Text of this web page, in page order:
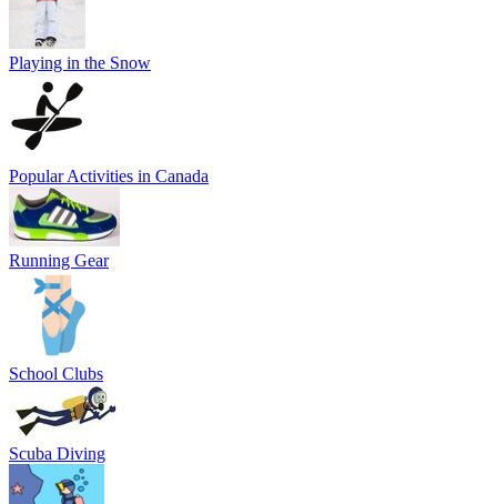
Playing in the Snow
Popular Activities in Canada
Running Gear
School Clubs
Scuba Diving